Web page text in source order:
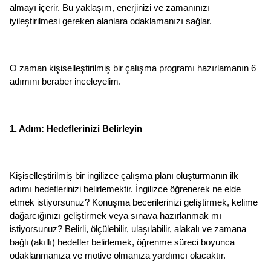
almayı içerir. Bu yaklaşım, enerjinizi ve zamanınızı
iyileştirilmesi gereken alanlara odaklamanızı sağlar.
O zaman kişiselleştirilmiş bir çalışma programı hazırlamanın 6
adımını beraber inceleyelim.
1. Adım: Hedeflerinizi Belirleyin
Kişiselleştirilmiş bir ingilizce çalışma planı oluşturmanın ilk
adımı hedeflerinizi belirlemektir. İngilizce öğrenerek ne elde
etmek istiyorsunuz? Konuşma becerilerinizi geliştirmek, kelime
dağarcığınızı geliştirmek veya sınava hazırlanmak mı
istiyorsunuz? Belirli, ölçülebilir, ulaşılabilir, alakalı ve zamana
bağlı (akıllı) hedefler belirlemek, öğrenme süreci boyunca
odaklanmanıza ve motive olmanıza yardımcı olacaktır.